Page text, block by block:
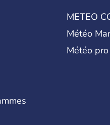
en 1776 et adoptent
l'Ouest marque ensuite
METEO
Météo
Météo pro